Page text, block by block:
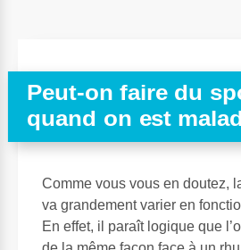
Peut-on faire du
quand on est
Comme vous vous en doutez,
va grandement varier en
En effet, il paraît logique que